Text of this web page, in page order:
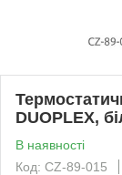
DUOPLEX,
В наявності
Код: CZ-89-015